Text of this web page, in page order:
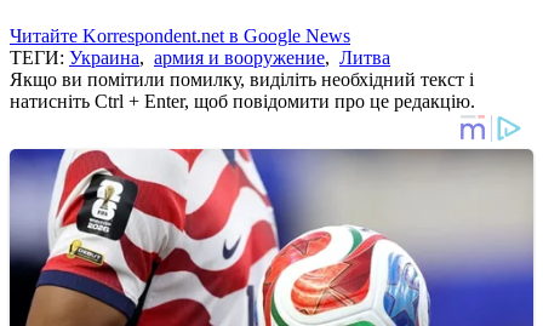
Читайте Korrespondent.net в Google News
ТЕГИ: Украина, армия и вооружение, Литва
Якщо ви помітили помилку, виділіть необхідний текст і
натисніть Ctrl + Enter, щоб повідомити про це редакцію.